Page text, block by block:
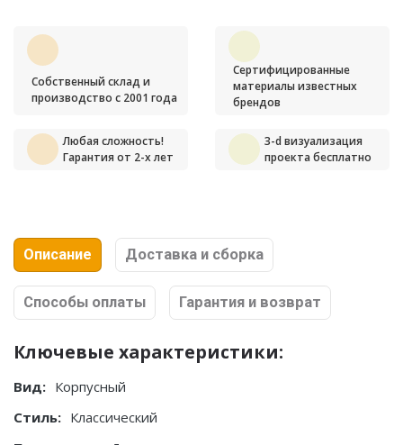
Собственный склад и
производство с 2001 года
Сертифицированные
материалы известных
брендов
Любая сложность!
Гарантия от 2-х лет
3-d визуализация
проекта бесплатно
Описание Доставка и сборка
Способы оплаты Гарантия и возврат
Ключевые характеристики:
Вид: Корпусный
Стиль: Классический